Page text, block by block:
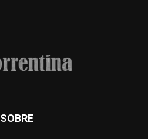
SOBRE